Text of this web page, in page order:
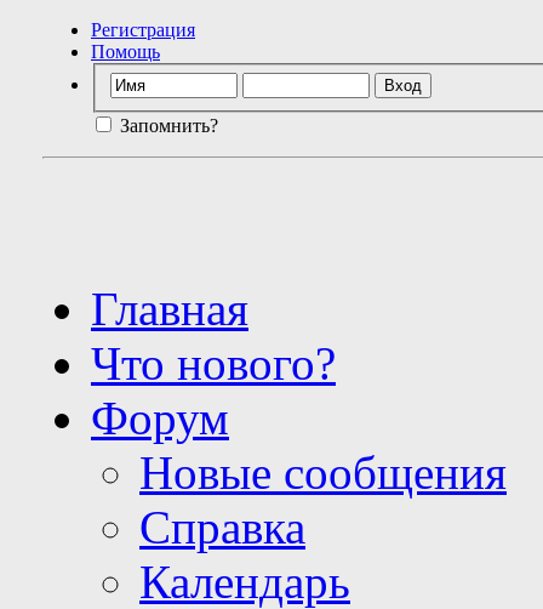
Регистрация
Помощь
Запомнить?
Главная
Что нового?
Форум
Новые сообщения
Справка
Календарь